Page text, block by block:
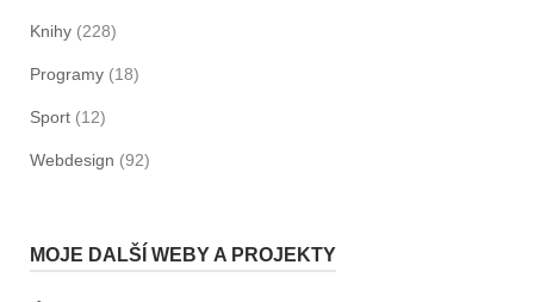
Knihy (228)
Programy (18)
Sport (12)
Webdesign (92)
MOJE DALŠÍ WEBY A PROJEKTY